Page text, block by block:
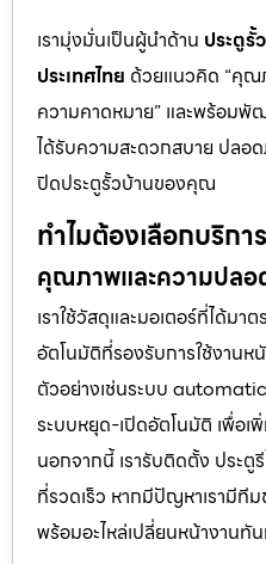
เรามุ่งมั่นเป็นผู้นำด้าน ประตูรั้
ประเทศไทย ด้วยแนวคิด “คุณ
ความคาดหมาย” และพร้อมพั
ได้รับความสะดวกสบาย ปลอ
ปิดประตูรั้วบ้านของคุณ
ทำไมต้องเลือกบริกา
คุณภาพและความปลอ
เราใช้วัสดุและมอเตอร์ที่ได้ม
อัตโนมัติที่รองรับการใช้งานห
ตัวอย่างเช่นระบบ
ระบบหยุด-เปิดอัตโนมัติ เพื่อเ
นอกจากนี้ เรารับติดตั้ง ประตู
ที่รวดเร็ว หากมีปัญหาเรามีที
พร้อมอะไหล่เปลี่ยนหน้างานทั